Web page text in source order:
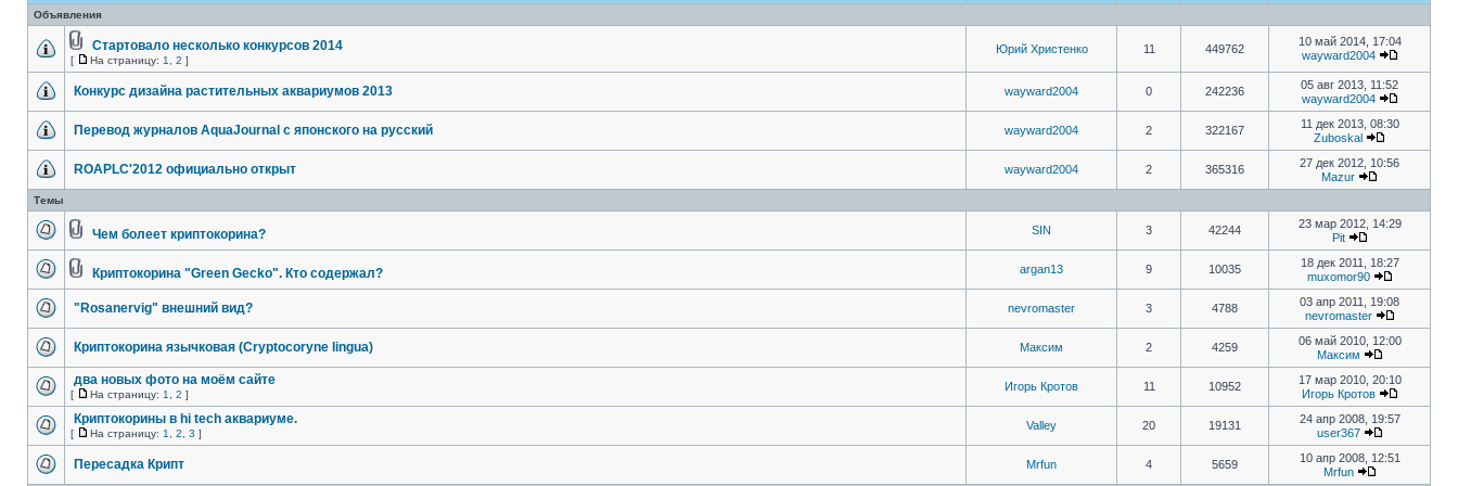
Объявления
Стартовало несколько конкурсов 2014
[ На страницу: 1 2 ]
Юрий Христенко 11 449762
10 май 2014, 17:04
wayward2004
Конкурс дизайна растительных аквариумов 2013 wayward2004 0 242236
05 авг 2013, 11:52
wayward2004
Перевод журналов AquaJournal с японского на русский wayward2004 2 322167
11 дек 2013, 08:30
Zuboskal
ROAPLC'2012 официально открыт wayward2004 2 365316
27 дек 2012, 10:56
Mazur
Темы
Чем болеет криптокорина? SIN 3 42244
23 мар 2012, 14:29
Pit
Криптокорина "Green Gecko". Кто содержал? argan13 9 10035
18 дек 2011, 18:27
muxomor90
"Rosanervig" внешний вид? nevromaster 3 4788
03 апр 2011, 19:08
nevromaster
Криптокорина язычковая (Cryptocoryne lingua) Максим 2 4259
06 май 2010, 12:00
Максим
два новых фото на моём сайте
[ На страницу: 1 2 ]
Игорь Кротов 11 10952
17 мар 2010, 20:10
Игорь Кротов
Криптокорины в hi tech аквариуме.
[ На страницу: 1 2 3 ]
Valley 20 19131
24 апр 2008, 19:57
user367
Пересадка Крипт Mrfun 4 5659
10 апр 2008, 12:51
Mrfun